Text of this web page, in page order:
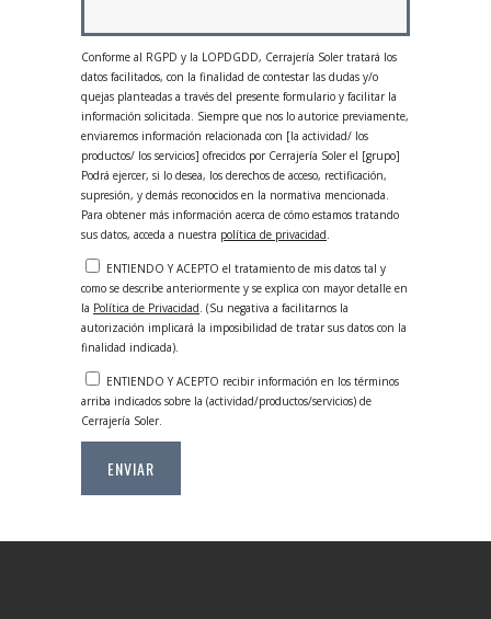
Conforme al RGPD y la LOPDGDD, Cerrajería Soler tratará los
datos facilitados, con la finalidad de contestar las dudas y/o
quejas planteadas a través del presente formulario y facilitar la
información solicitada. Siempre que nos lo autorice previamente,
enviaremos información relacionada con [la actividad/ los
productos/ los servicios] ofrecidos por Cerrajería Soler el [grupo]
Podrá ejercer, si lo desea, los derechos de acceso, rectificación,
supresión, y demás reconocidos en la normativa mencionada.
Para obtener más información acerca de cómo estamos tratando
sus datos, acceda a nuestra política de privacidad
ENTIENDO Y ACEPTO el tratamiento de mis datos tal y
como se describe anteriormente y se explica con mayor detalle en
la Política de Privacidad . (Su negativa a facilitarnos la
autorización implicará la imposibilidad de tratar sus datos con la
finalidad indicada).
ENTIENDO Y ACEPTO recibir información en los términos
arriba indicados sobre la (actividad/productos/servicios) de
Cerrajería Soler.